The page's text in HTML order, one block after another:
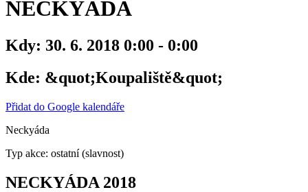
NECKYÁDA
Kdy: 30. 6. 2018 0:00 - 0:00
Kde: &quot;Koupaliště&quot;
Přidat do Google kalendáře
Neckyáda
Typ akce: ostatní (slavnost)
NECKYÁDA 2018